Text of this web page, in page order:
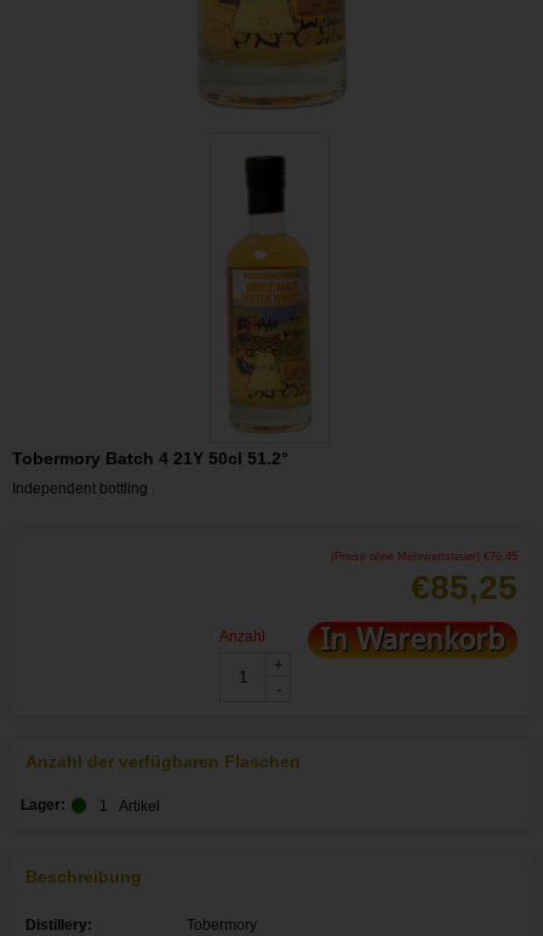
Tobermory Batch 4 21Y 50cl 51.2°
Independent bottling
(Preise ohne Mehrwertsteuer) € 70,45
€85,25
Anzahl
+
-
In Warenkorb
Anzahl der verfügbaren Flaschen
Lager: 1 Artikel
Beschreibung
Distillery: Tobermory